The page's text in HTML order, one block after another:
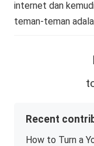
internet dan
teman-teman
Recent
How to Turn a